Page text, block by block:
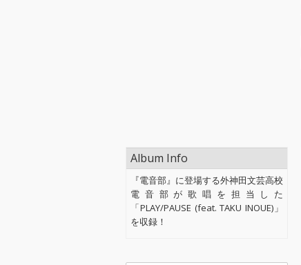
Album Info
『電音部』に登場する外神田文芸高校
電音部が歌唱を担当した
「PLAY/PAUSE (feat. TAKU INOUE)」
を収録！